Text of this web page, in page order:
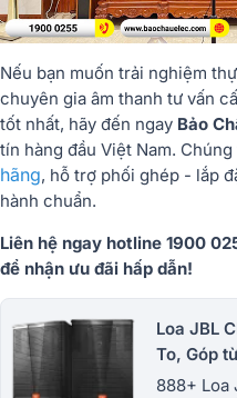
Nếu bạn muốn trải nghiệm
chuyên gia âm thanh tư vấn
tốt nhất, hãy đến ngay Bảo
tín hàng đầu Việt Nam.
hãng, hỗ trợ phối ghép - lắp
hành chuẩn.
Liên hệ ngay hotline 1900
để nhận ưu đãi hấp dẫn!
Loa JBL
To, Góp
888+ Loa